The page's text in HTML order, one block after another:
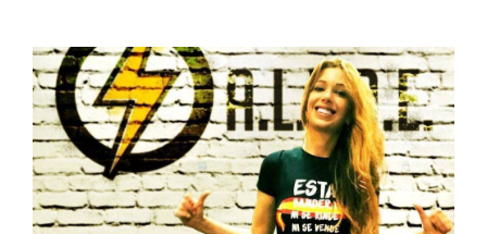
Ver
imagen
más
grande